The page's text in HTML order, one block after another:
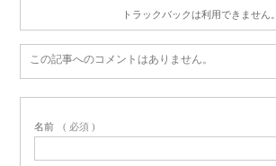
トラックバックは利用できません。
この記事へのコメントはありません。
名前 ( 必須 )